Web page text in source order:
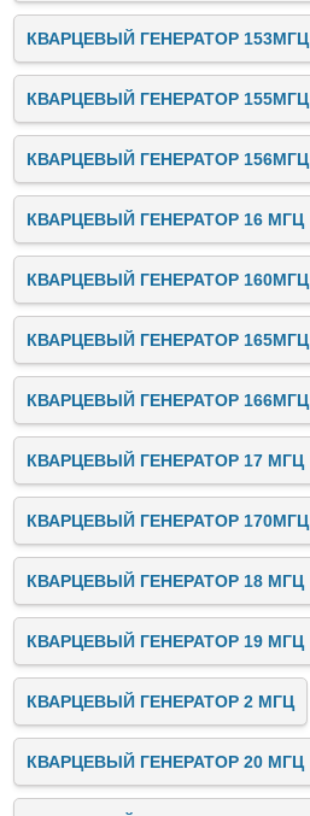
КВАРЦЕВЫЙ ГЕНЕРАТОР 153МГЦ
КВАРЦЕВЫЙ ГЕНЕРАТОР 155МГЦ
КВАРЦЕВЫЙ ГЕНЕРАТОР 156МГЦ
КВАРЦЕВЫЙ ГЕНЕРАТОР 16 МГЦ
КВАРЦЕВЫЙ ГЕНЕРАТОР 160МГЦ
КВАРЦЕВЫЙ ГЕНЕРАТОР 165МГЦ
КВАРЦЕВЫЙ ГЕНЕРАТОР 166МГЦ
КВАРЦЕВЫЙ ГЕНЕРАТОР 17 МГЦ
КВАРЦЕВЫЙ ГЕНЕРАТОР 170МГЦ
КВАРЦЕВЫЙ ГЕНЕРАТОР 18 МГЦ
КВАРЦЕВЫЙ ГЕНЕРАТОР 19 МГЦ
КВАРЦЕВЫЙ ГЕНЕРАТОР 2 МГЦ
КВАРЦЕВЫЙ ГЕНЕРАТОР 20 МГЦ